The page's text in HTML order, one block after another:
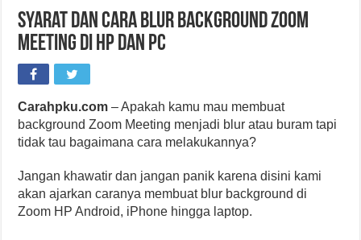
Syarat dan Cara Blur Background Zoom
Meeting di HP dan PC
Carahpku.com– Apakah kamu mau membuat
background Zoom Meeting menjadi blur atau buram tapi
tidak tau bagaimana cara melakukannya?
Jangan khawatir dan jangan panik karena disini kami
akan ajarkan caranya membuat blur background di
Zoom HP Android, iPhone hingga laptop.